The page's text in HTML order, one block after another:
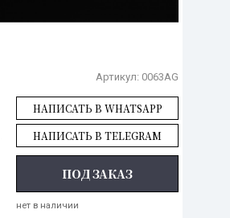
Артикул: 0063AG
НАПИСАТЬ В WHATSAPP
НАПИСАТЬ В TELEGRAM
ПОД ЗАКАЗ
нет в наличии